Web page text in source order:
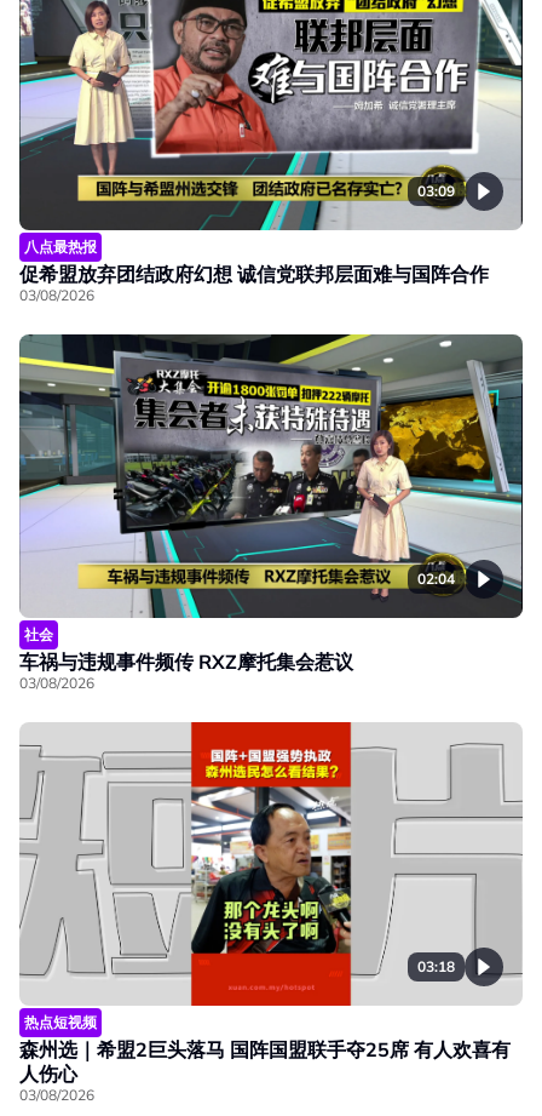
03:09
八点最热报
促希盟放弃团结政府幻想 诚信党联邦层面难与国阵合作
03/08/2026
02:04
社会
车祸与违规事件频传 RXZ摩托集会惹议
03/08/2026
03:18
热点短视频
森州选｜希盟2巨头落马 国阵国盟联手夺25席 有人欢喜有
人伤心
03/08/2026